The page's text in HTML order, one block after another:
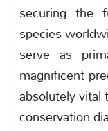
securing the
species
serve as
magnificent
absolutely
conservation